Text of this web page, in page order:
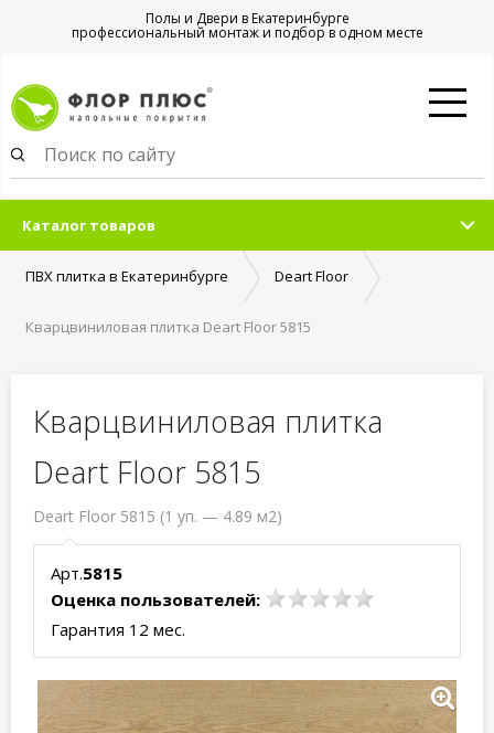
Полы и Двери в Екатеринбурге
профессиональный монтаж и подбор в одном месте
Каталог товаров
ПВХ плитка в Екатеринбурге Deart Floor
Кварцвиниловая плитка Deart Floor 5815
Кварцвиниловая плитка
Deart Floor 5815
Deart Floor 5815 (1 уп. — 4.89 м2)
Арт.5815
Оценка пользователей:
Гарантия 12 мес.